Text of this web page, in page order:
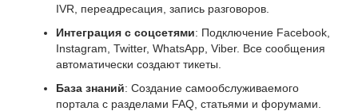
IVR, переадресация, запись разговоров.
Интеграция с соцсетями: Подключение Facebook,
Instagram, Twitter, WhatsApp, Viber. Все сообщения
автоматически создают тикеты.
База знаний: Создание самообслуживаемого
портала с разделами FAQ, статьями и форумами.